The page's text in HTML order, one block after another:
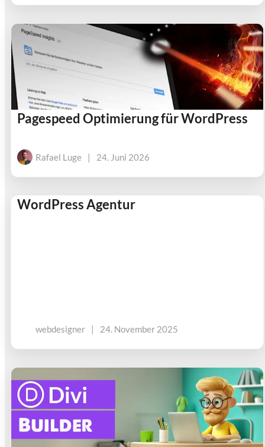
Pagespeed Optimierung für WordPress
Rafael Luge 24. Juni 2026
WordPress Agentur
webdesigner 24. November 2025